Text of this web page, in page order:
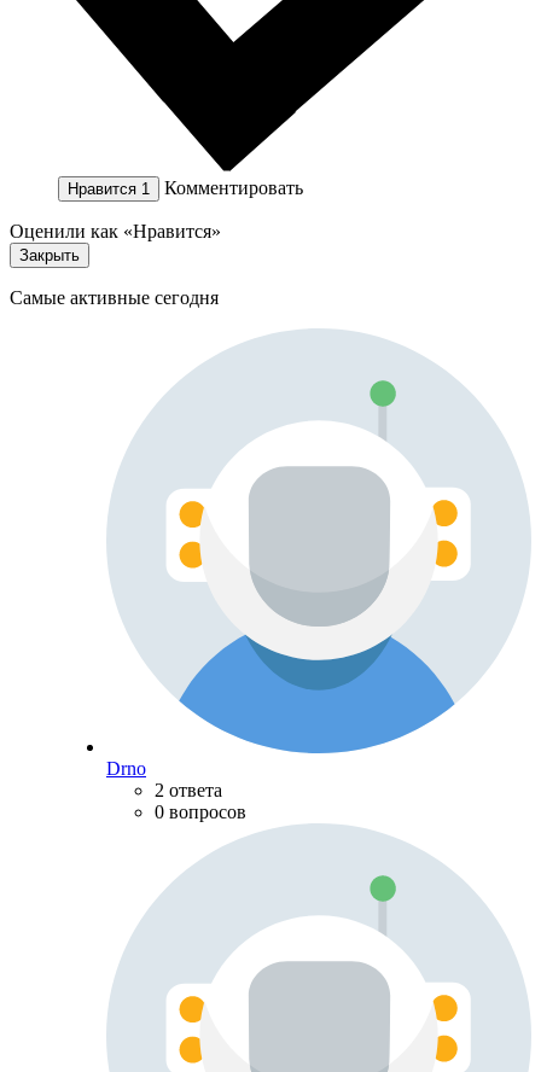
Нравится 1 Комментировать
Оценили как «Нравится»
Закрыть
Самые активные сегодня
Drno
2 ответа
0 вопросов